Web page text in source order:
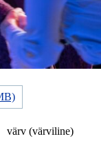
värv (värviline)